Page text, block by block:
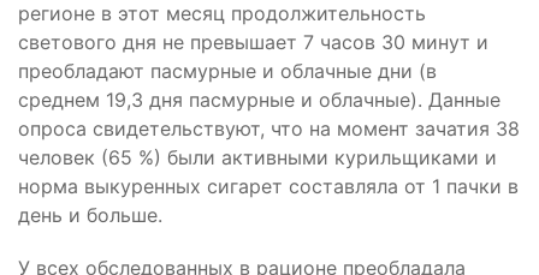
регионе в этот месяц продолжительность
светового дня не превышает 7 часов 30 минут и
преобладают пасмурные и облачные дни (в
среднем 19,3 дня пасмурные и облачные). Данные
опроса свидетельствуют, что на момент зачатия 38
человек (65 %) были активными курильщиками и
норма выкуренных сигарет составляла от 1 пачки в
день и больше.
У всех обследованных в рационе преобладала